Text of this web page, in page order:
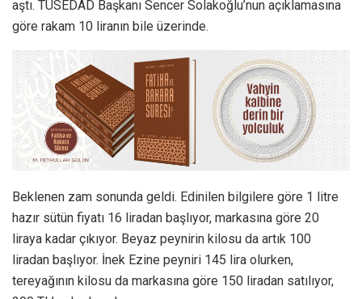
aştı. TÜSEDAD Başkanı Sencer Solakoğlu’nun açıklamasına
göre rakam 10 liranın bile üzerinde.
Beklenen zam sonunda geldi. Edinilen bilgilere göre 1 litre
hazır sütün fiyatı 16 liradan başlıyor, markasına göre 20
liraya kadar çıkıyor. Beyaz peynirin kilosu da artık 100
liradan başlıyor. İnek Ezine peyniri 145 lira olurken,
tereyağının kilosu da markasına göre 150 liradan satılıyor,